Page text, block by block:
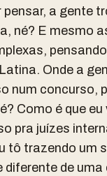
a gente
né? E mesmo
Onde a
num concurso,
Como é que eu
pra juízes
tô trazendo um
de uma